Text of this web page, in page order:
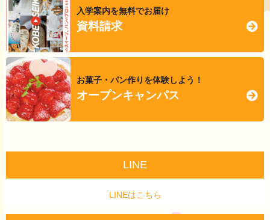
入学案内を無料でお届け
資料請求
お菓子・パン作りを体験しよう！
オープンキャンパス
LINE
LINEはこちら